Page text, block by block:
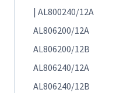
| AL800240/12A
AL806200/12A
AL806200/12B
AL806240/12A
AL806240/12B